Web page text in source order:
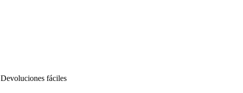
Devoluciones fáciles